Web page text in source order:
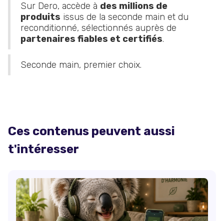
Sur Dero, accède à des millions de
produits issus de la seconde main et du
reconditionné, sélectionnés auprès de
partenaires fiables et certifiés.
Seconde main, premier choix.
Ces contenus peuvent aussi
t'intéresser